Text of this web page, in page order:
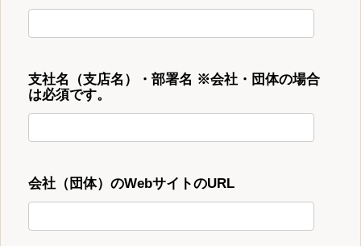
支社名（支店名）・部署名 ※会社・団体の場合
は必須です。
会社（団体）のWebサイトのURL